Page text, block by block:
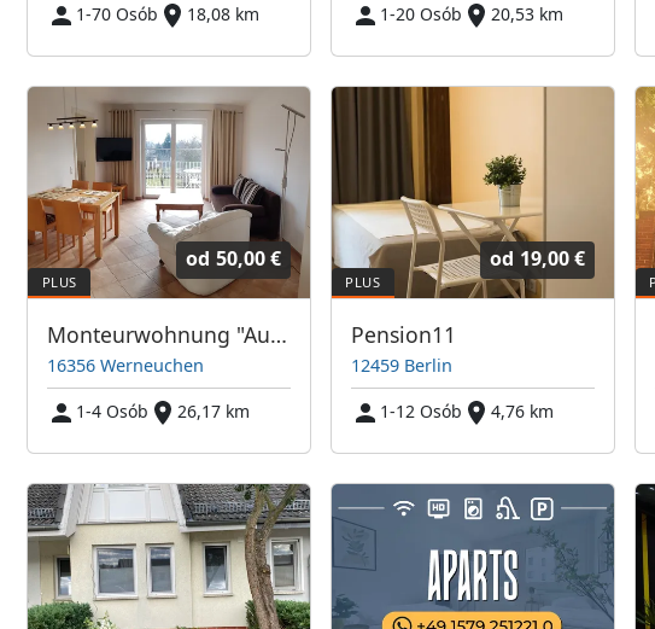
1-70 Osób
18,08 km
1-20 Osób
20,53 km
od 50,00 €
Monteurwohnung "Ausblick" 5 min von der A 10 Abfahrt Blumberg
16356 Werneuchen
1-4 Osób
26,17 km
od 19,00 €
Pension11
12459 Berlin
1-12 Osób
4,76 km